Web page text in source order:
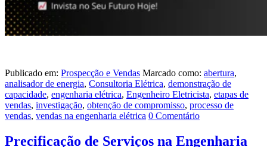
Publicado em: Prospecção e Vendas Marcado como: abertura,
analisador de energia, Consultoria Elétrica, demonstração de
capacidade, engenharia elétrica, Engenheiro Eletricista, etapas de
vendas, investigação, obtenção de compromisso, processo de
vendas, vendas na engenharia elétrica 0 Comentário
Precificação de Serviços na Engenharia